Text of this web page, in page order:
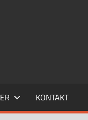
KONTAKT